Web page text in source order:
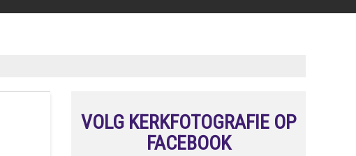
VOLG KERKFOTOGRAFIE OP
FACEBOOK